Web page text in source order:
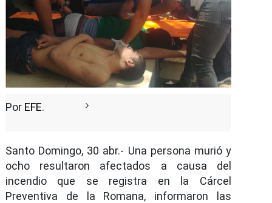
Por EFE.
Santo Domingo, 30 abr.- Una persona murió y
ocho resultaron afectados a causa del
incendio que se registra en la Cárcel
Preventiva de la Romana, informaron las